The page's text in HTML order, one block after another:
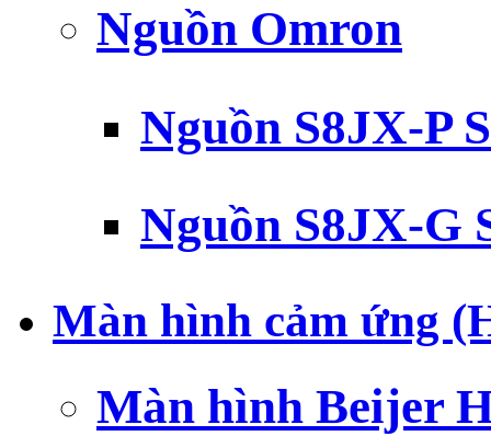
Nguồn Omron
Nguồn S8JX-P
Nguồn S8JX-G
Màn hình cảm ứng
Màn hình Beijer